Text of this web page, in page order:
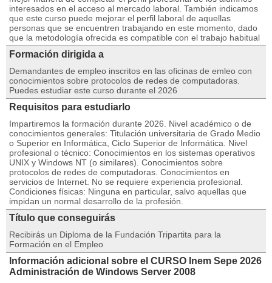
interesados en el acceso al mercado laboral. También indicamos
que este curso puede mejorar el perfil laboral de aquellas
personas que se encuentren trabajando en este momento, dado
que la metodología ofrecida es compatible con el trabajo habitual
Formación dirigida a
Demandantes de empleo inscritos en las oficinas de emleo con
conocimientos sobre protocolos de redes de computadoras.
Puedes estudiar este curso durante el 2026
Requisitos para estudiarlo
Impartiremos la formación durante 2026. Nivel académico o de
conocimientos generales: Titulación universitaria de Grado Medio
o Superior en Informática, Ciclo Superior de Informática. Nivel
profesional o técnico: Conocimientos en los sistemas operativos
UNIX y Windows NT (o similares). Conocimientos sobre
protocolos de redes de computadoras. Conocimientos en
servicios de Internet. No se requiere experiencia profesional.
Condiciones físicas: Ninguna en particular, salvo aquellas que
impidan un normal desarrollo de la profesión.
Título que conseguirás
Recibirás un Diploma de la Fundación Tripartita para la
Formación en el Empleo
Información adicional sobre el CURSO Inem Sepe 2026
Administración de Windows Server 2008